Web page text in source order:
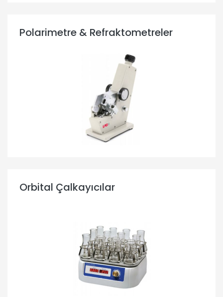
Polarimetre & Refraktometreler
Orbital Çalkayıcılar